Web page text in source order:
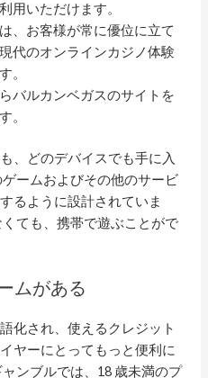
用いただけます。
、お客様が常に優位に立て
代のオンラインカジノ体験
。
バルカンベガスのサイトを
。
、どのデバイスでも手に入
ームおよびその他のサービ
るように設計されていま
ても、携帯で遊ぶことがで
ムがある
化され、使えるクレジット
ヤーにとってもっと便利に
ンブルでは、18 歳未満のプ